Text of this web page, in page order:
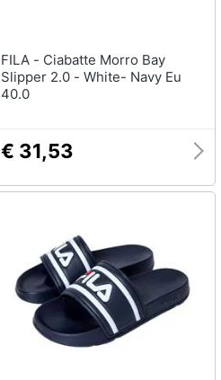
FILA - Ciabatte Morro Bay
Slipper 2.0 - White- Navy Eu
40.0
€ 31,53